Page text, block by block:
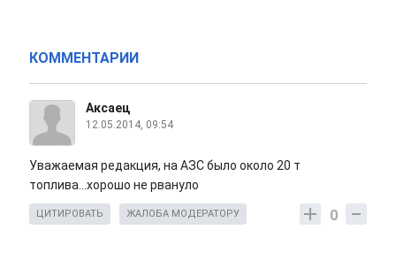
КОММЕНТАРИИ
Аксаец
12.05.2014, 09:54
Уважаемая редакция, на АЗС было около 20 т
топлива...хорошо не рвануло
0
ЦИТИРОВАТЬ ЖАЛОБА МОДЕРАТОРУ